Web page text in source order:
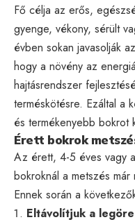
Fő célja az erős,
gyenge, vékony, sérült
évben sokan javasolják
hogy a növény az
hajtásrendszer
terméskötésre. Ezáltal a
és termékenyebb bokrot
Érett bokrok
Az érett, 4-5 éves vagy
bokroknál a metszés
Ennek során a
Eltávolítjuk a